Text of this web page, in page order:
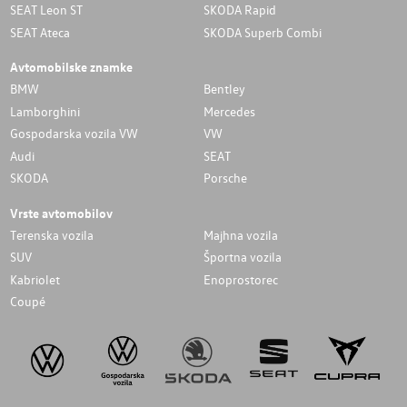
SEAT Leon ST
SEAT Ateca
SKODA Rapid
SKODA Superb Combi
Avtomobilske znamke
BMW
Bentley
Lamborghini
Mercedes
Gospodarska vozila VW
VW
Audi
SEAT
SKODA
Porsche
Vrste avtomobilov
Terenska vozila
Majhna vozila
SUV
Športna vozila
Kabriolet
Enoprostorec
Coupé